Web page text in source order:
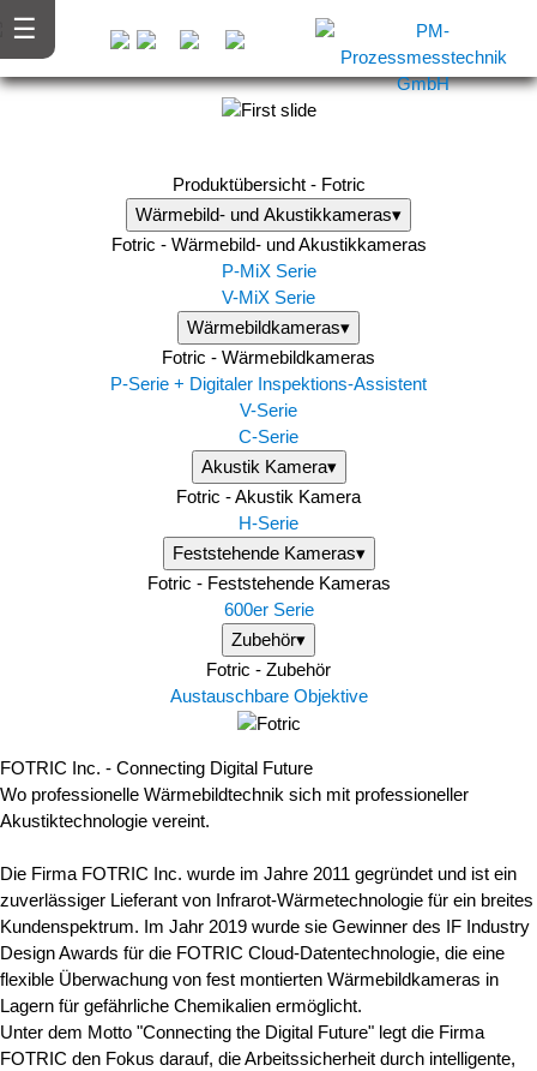
Produktübersicht - Fotric
Wärmebild- und Akustikkameras▾
Fotric - Wärmebild- und Akustikkameras
P-MiX Serie
V-MiX Serie
Wärmebildkameras▾
Fotric - Wärmebildkameras
P-Serie + Digitaler Inspektions-Assistent
V-Serie
C-Serie
Akustik Kamera▾
Fotric - Akustik Kamera
H-Serie
Feststehende Kameras▾
Fotric - Feststehende Kameras
600er Serie
Zubehör▾
Fotric - Zubehör
Austauschbare Objektive
FOTRIC Inc. - Connecting Digital Future
Wo professionelle Wärmebildtechnik sich mit professioneller
Akustiktechnologie vereint.
Die Firma FOTRIC Inc. wurde im Jahre 2011 gegründet und ist ein
zuverlässiger Lieferant von Infrarot-Wärmetechnologie für ein breites
Kundenspektrum. Im Jahr 2019 wurde sie Gewinner des IF Industry
Design Awards für die FOTRIC Cloud-Datentechnologie, die eine
flexible Überwachung von fest montierten Wärmebildkameras in
Lagern für gefährliche Chemikalien ermöglicht.
Unter dem Motto "Connecting the Digital Future" legt die Firma
FOTRIC den Fokus darauf, die Arbeitssicherheit durch intelligente,